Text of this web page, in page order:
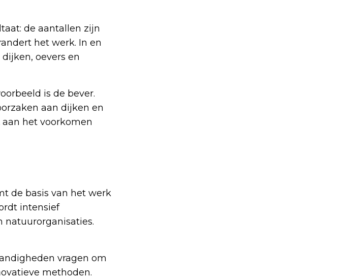
de aantallen zijn
het werk. In en
oevers en
is de bever.
aan dijken en
het voorkomen
de basis van het werk
intensief
natuurorganisaties.
vragen om
methoden.